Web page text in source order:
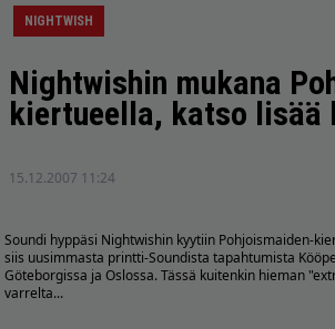
NIGHTWISH
Nightwishin mukana
kiertueella, katso lisää
15.12.2007 11:24
Soundi hyppäsi Nightwishin kyytiin Pohjoismaiden-
siis uusimmasta printti-Soundista tapahtumista
Göteborgissa ja Oslossa. Tässä kuitenkin hieman
varrelta...